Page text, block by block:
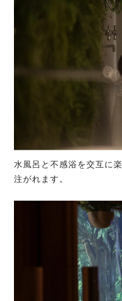
水風呂と不感浴を交互に
注がれます。​